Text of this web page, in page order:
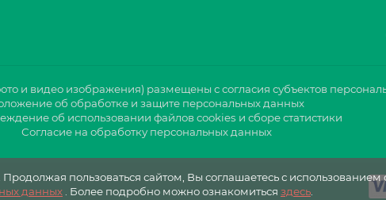
пользоваться сайтом, Вы соглашаетесь с использованием
данных . Более подробно можно ознакомиться здесь
и видео изображения) размещены с согласия субъектов
об обработке и защите персональных данных
об использовании файлов cookies и сборе статистики
Согласие на обработку персональных данных